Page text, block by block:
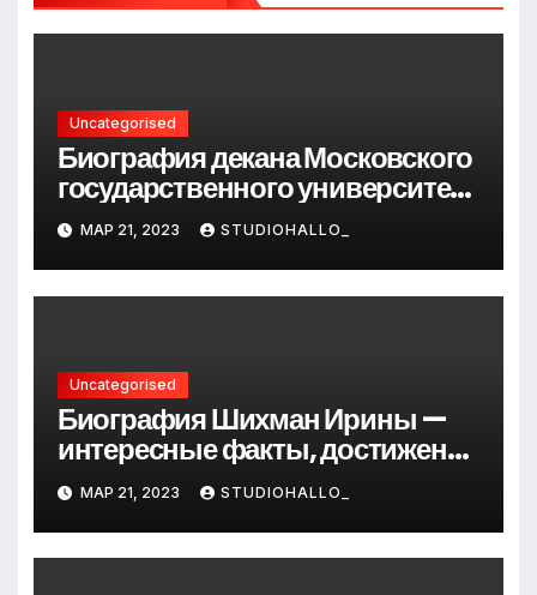
Uncategorised
Биография декана Московского
государственного университета
Андрея Сидорова — от студента
до руководителя
МАР 21, 2023 STUDIOHALLO_
Uncategorised
Биография Шихман Ирины —
интересные факты, достижения
и путь к успеху
МАР 21, 2023 STUDIOHALLO_